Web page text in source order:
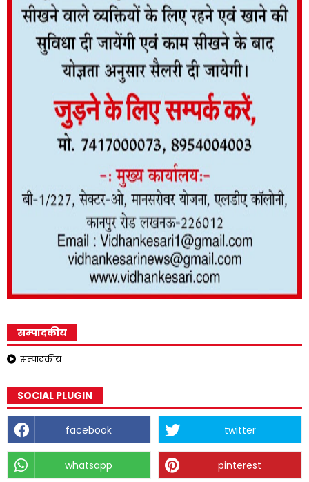
सम्पादकीय
सम्पादकीय
SOCIAL PLUGIN
facebook twitter
whatsapp pinterest